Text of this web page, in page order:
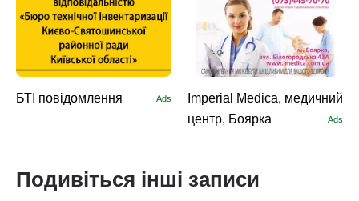
БТІ повідомлення Ads
Imperial Medica, медичний
центр, Боярка
Ads
Подивіться інші записи